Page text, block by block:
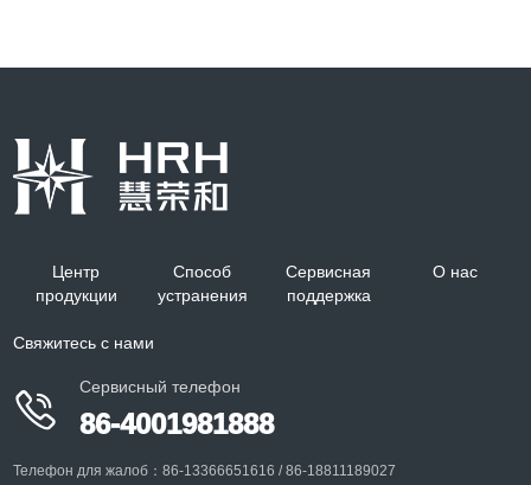
Центр
продукции
Способ
устранения
Сервисная
поддержка
О нас
Свяжитесь с нами

Сервисный телефон
86-4001981888
Телефон для жалоб：86-13366651616 / 86-18811189027